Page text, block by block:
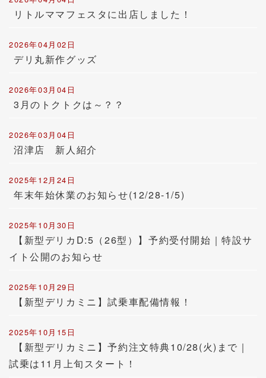
リトルママフェスタに出店しました！
2026年04月02日
デリ丸新作グッズ
2026年03月04日
3月のトクトクは～？？
2026年03月04日
沼津店 新人紹介
2025年12月24日
年末年始休業のお知らせ(12/28-1/5)
2025年10月30日
【新型デリカD:5（26型）】予約受付開始｜特設サ
イト公開のお知らせ
2025年10月29日
【新型デリカミニ】試乗車配備情報！
2025年10月15日
【新型デリカミニ】予約注文特典10/28(火)まで｜
試乗は11月上旬スタート！